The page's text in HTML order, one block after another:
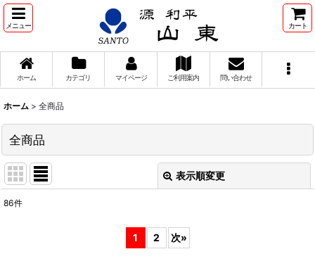
メニュー カート
ホーム カテゴリ マイページ ご利用案内 問い合わせ
ホーム > 全商品
全商品
表示順変更
86件
1 2 次»